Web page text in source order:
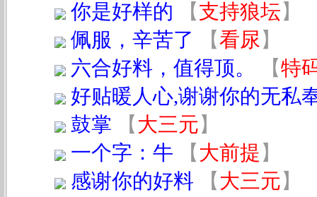
你是好样的
【支持狼坛】
佩服，辛苦了
【看尿 】
六合好料，值得顶。
【特
好贴暖人心,谢谢你的无私
鼓掌
【 大三元】
一个字：牛
【 大前提 】
感谢你的好料
【 大三元】